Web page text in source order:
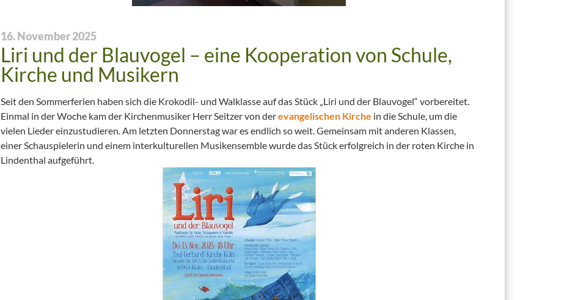
16. November 2025
Liri und der Blauvogel – eine Kooperation von Schule,
Kirche und Musikern
Seit den Sommerferien haben sich die Krokodil- und Walklasse auf das Stück „Liri und der Blauvogel“ vorbereitet.
Einmal in der Woche kam der Kirchenmusiker Herr Seitzer von derevangelischen Kirche in die Schule, um die
vielen Lieder einzustudieren. Am letzten Donnerstag war es endlich so weit. Gemeinsam mit anderen Klassen,
einer Schauspielerin und einem interkulturellen Musikensemble wurde das Stück erfolgreich in der roten Kirche in
Lindenthal aufgeführt.